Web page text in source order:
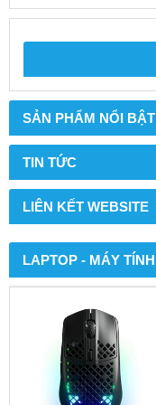
SẢN PHẨM NỔI BẬT
TIN TỨC
LIÊN KẾT WEBSITE
LAPTOP - MÁY TÍNH